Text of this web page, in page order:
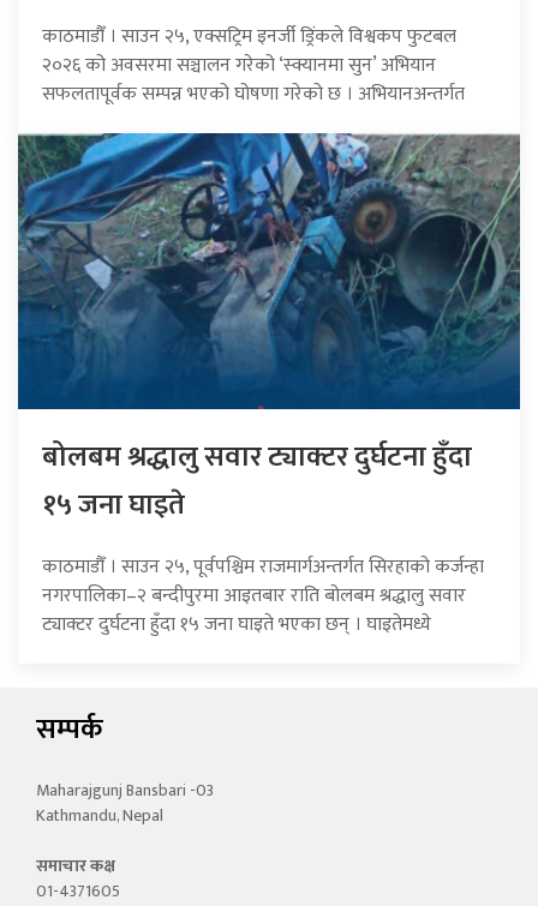
काठमाडौँ । साउन २५, एक्सट्रिम इनर्जी ड्रिंकले विश्वकप फुटबल
२०२६ को अवसरमा सञ्चालन गरेको ‘स्क्यानमा सुन’ अभियान
सफलतापूर्वक सम्पन्न भएको घोषणा गरेको छ । अभियानअन्तर्गत
बोलबम श्रद्धालु सवार ट्याक्टर दुर्घटना हुँदा
१५ जना घाइते
काठमाडौँ । साउन २५, पूर्वपश्चिम राजमार्गअन्तर्गत सिरहाको कर्जन्हा
नगरपालिका–२ बन्दीपुरमा आइतबार राति बोलबम श्रद्धालु सवार
ट्याक्टर दुर्घटना हुँदा १५ जना घाइते भएका छन् । घाइतेमध्ये
सम्पर्क
Maharajgunj Bansbari -03
Kathmandu, Nepal
समाचार कक्ष
01-4371605